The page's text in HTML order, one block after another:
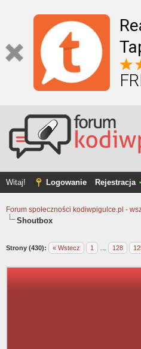
Witaj! Logowanie Rejestracja
Forum społeczności kodiwpigulce.pl -
Shoutbox
Strony (430): « Wstecz 1 128